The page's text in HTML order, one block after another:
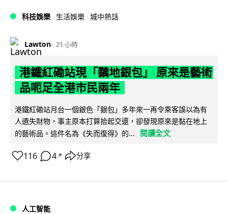
科技娛樂 生活娛樂 城中熱話
Lawton 21 小時
港鐵紅磡站現「黐地銀包」 原來是藝術
品呃足全港市民兩年
港鐵紅磡站月台一個銀色「銀包」多年來一再令乘客誤以為有
人遺失財物，事主原本打算拾起交還，卻發現原來是黏在地上
的藝術品。這件名為《失而復得》的...
閱讀全文
116 4 ↗ 分享
人工智能